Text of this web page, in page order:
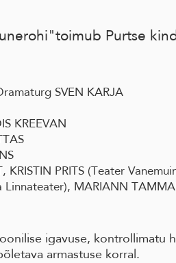
Purtse
SVEN KARJA
KREEVAN
KRISTIN PRITS (Teater
Linnateater), MARIANN
igavuse, kontrollimatu
armastuse korral.